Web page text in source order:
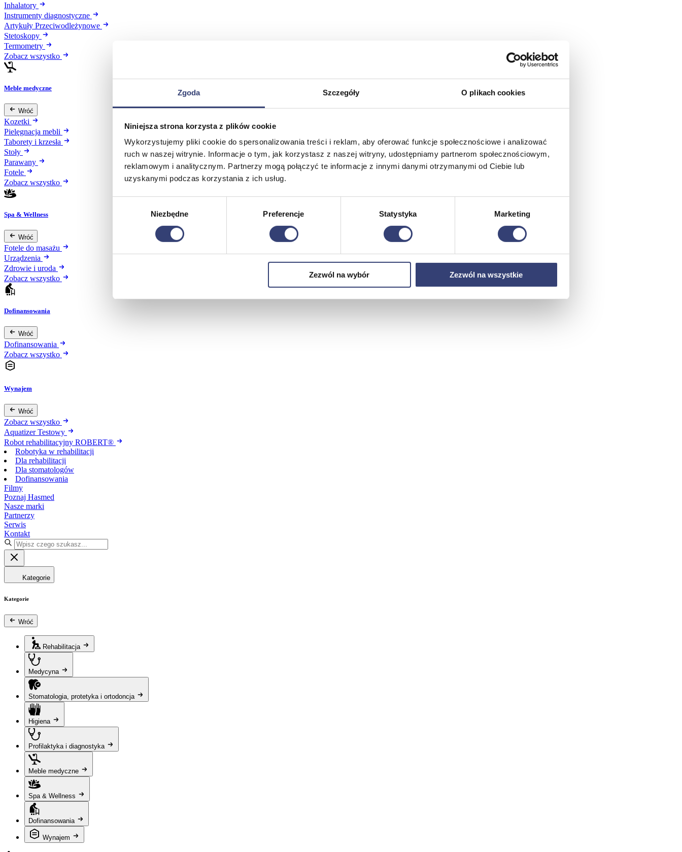
Zgoda Szczegóły O plikach cookies
Niniejsza strona korzysta z plików cookie
Wykorzystujemy pliki cookie do spersonalizowania treści i reklam, aby oferować funkcje społecznościowe i analizować
ruch w naszej witrynie. Informacje o tym, jak korzystasz z naszej witryny, udostępniamy partnerom społecznościowym,
reklamowym i analitycznym. Partnerzy mogą połączyć te informacje z innymi danymi otrzymanymi od Ciebie lub
uzyskanymi podczas korzystania z ich usług.
Niezbędne Preferencje Statystyka Marketing
Zezwól na wybór Zezwól na wszystkie
Inhalatory
Instrumenty diagnostyczne
Artykuły Przeciwodleżynowe
Stetoskopy
Termometry
Zobacz wszystko
Meble medyczne
Wróć
Kozetki
Pielęgnacja mebli
Taborety i krzesła
Stoły
Parawany
Fotele
Zobacz wszystko
Spa & Wellness
Wróć
Fotele do masażu
Urządzenia
Zdrowie i uroda
Zobacz wszystko
Dofinansowania
Wróć
Dofinansowania
Zobacz wszystko
Wynajem
Wróć
Zobacz wszystko
Aquatizer Testowy
Robot rehabilitacyjny ROBERT®
Robotyka w rehabilitacji
Dla rehabilitacji
Dla stomatologów
Dofinansowania
Filmy
Poznaj Hasmed
Nasze marki
Partnerzy
Serwis
Kontakt
Kategorie
Kategorie
Wróć
Rehabilitacja
Medycyna
Stomatologia, protetyka i ortodoncja
Higiena
Profilaktyka i diagnostyka
Meble medyczne
Spa & Wellness
Dofinansowania
Wynajem